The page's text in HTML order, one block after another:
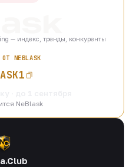
— индекс, тренды, конкуренты
NEBLASK
NeBlask